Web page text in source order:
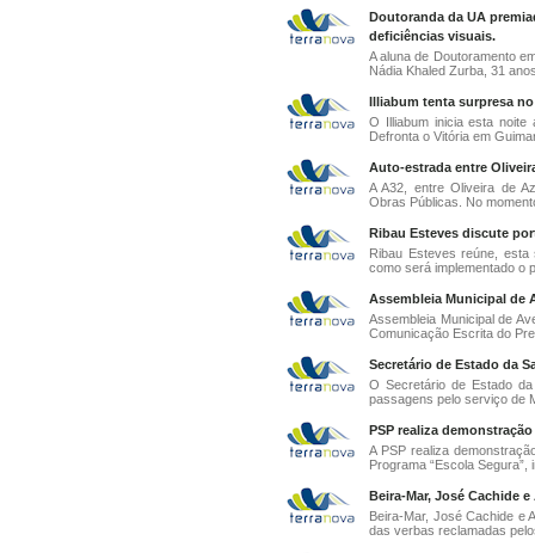
Doutoranda da UA
deficiências visuais.
A aluna de Doutoramento
Nádia Khaled Zurba, 31
Illiabum tenta surpresa
O Illiabum inicia esta noite
Defronta o Vitória em
Auto-estrada entre
A A32, entre Oliveira de
Obras Públicas. No
Ribau Esteves discute
Ribau Esteves reúne,
como será implementado o
Assembleia Municipal de
Assembleia Municipal de
Comunicação Escrita do
Secretário de Estado da
O Secretário de Estado
passagens pelo serviço de
PSP realiza
A PSP realiza
Programa “Escola Segura”,
Beira-Mar, José Cachide
Beira-Mar, José Cachide e
das verbas reclamadas